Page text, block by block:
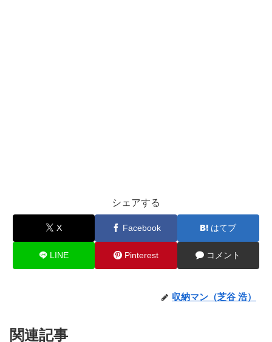
シェアする
X Facebook はてブ
LINE Pinterest コメント
収納マン（芝谷 浩）
関連記事